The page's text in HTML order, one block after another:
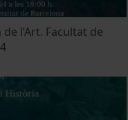
l’Art. Facultat de